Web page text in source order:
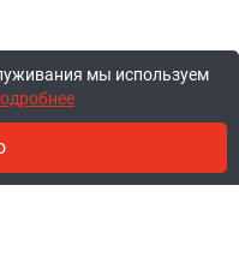
мы используем